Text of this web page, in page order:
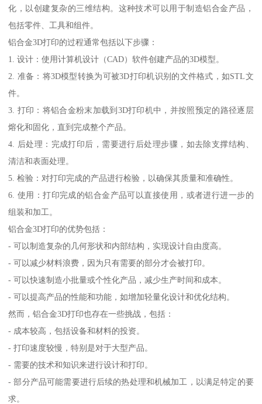
化，以创建复杂的三维结构。这种技术可以用于制造铝合金产品，
包括零件、工具和组件。
铝合金3D打印的过程通常包括以下步骤：
1. 设计：使用计算机设计（CAD）软件创建产品的3D模型。
2. 准备：将3D模型转换为可被3D打印机识别的文件格式，如STL文
件。
3. 打印：将铝合金粉末加载到3D打印机中，并按照预定的路径逐层
熔化和固化，直到完成整个产品。
4. 后处理：完成打印后，需要进行后处理步骤，如去除支撑结构、
清洁和表面处理。
5. 检验：对打印完成的产品进行检验，以确保其质量和准确性。
6. 使用：打印完成的铝合金产品可以直接使用，或者进行进一步的
组装和加工。
铝合金3D打印的优势包括：
- 可以制造复杂的几何形状和内部结构，实现设计自由度高。
- 可以减少材料浪费，因为只有需要的部分才会被打印。
- 可以快速制造小批量或个性化产品，减少生产时间和成本。
- 可以提高产品的性能和功能，如增加轻量化设计和优化结构。
然而，铝合金3D打印也存在一些挑战，包括：
- 成本较高，包括设备和材料的投资。
- 打印速度较慢，特别是对于大型产品。
- 需要的技术和知识来进行设计和打印。
- 部分产品可能需要进行后续的热处理和机械加工，以满足特定的要
求。